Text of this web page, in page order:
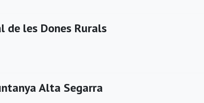
de les Dones Rurals
Alta Segarra